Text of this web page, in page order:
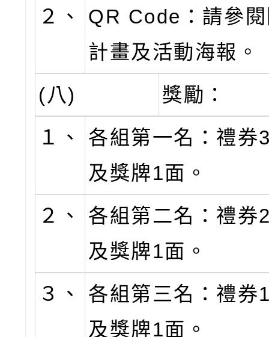
２、
QR Code：請參
計畫及活動海報。
(八)
獎勵：
１、
各組第一名：禮券
及獎牌1面。
２、
各組第二名：禮券
及獎牌1面。
３、
各組第三名：禮券
及獎牌1面。